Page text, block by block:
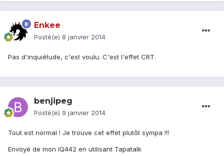
Enkee
Posté(e) 8 janvier 2014
Pas d'inquiétude, c'est voulu. C'est l'effet CRT.
benjipeg
Posté(e) 9 janvier 2014
Tout est normal ! Je trouve cet effet plutôt sympa !!!
Envoyé de mon IQ442 en utilisant Tapatalk